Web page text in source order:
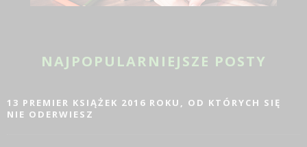
NAJPOPULARNIEJSZE POSTY
13 PREMIER KSIĄŻEK 2016 ROKU, OD KTÓRYCH SIĘ
NIE ODERWIESZ